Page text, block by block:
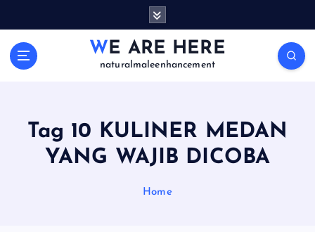
WE ARE HERE
naturalmaleenhancement
Tag 10 KULINER MEDAN
YANG WAJIB DICOBA
Home